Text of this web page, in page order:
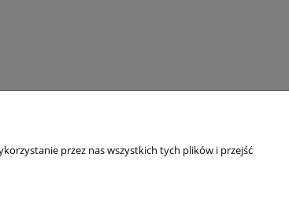
jesteśmy?przez nas wszystkich tych plików i przejść